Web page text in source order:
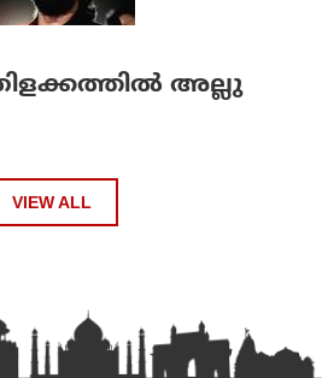
അല്ലു
VIEW ALL